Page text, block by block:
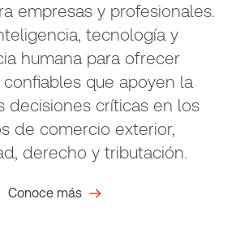
empresas y profesionales.
tecnología y
humana para ofrecer
que apoyen la
decisiones críticas en los
de comercio exterior,
derecho y tributación.
Conoce más